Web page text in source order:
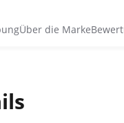
Über die Marke